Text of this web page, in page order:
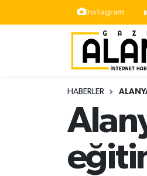
İnstagram
HABERLER
Siyaset
İstanbul Nöbetçi
İstanbul Hava Durumu
Süper Lig Puan Durumu
Tüm Manşetler